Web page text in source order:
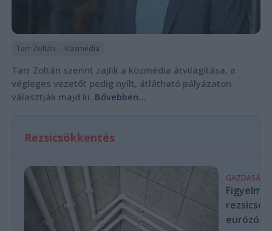
Tarr Zoltán Közmédia
Tarr Zoltán szerint zajlik a közmédia átvilágítása, a
végleges vezetőt pedig nyílt, átlátható pályázaton
választják majd ki. Bővebben...
Rezsicsökkentés
GAZDASÁG